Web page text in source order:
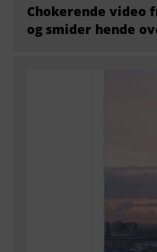
Chokerende video
og smider hende